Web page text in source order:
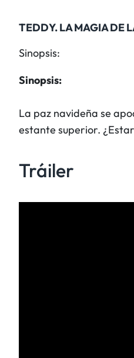
TEDDY. LA MAGIA DE
Sinopsis:
Sinopsis:
La paz navideña se
estante superior.
Tráiler